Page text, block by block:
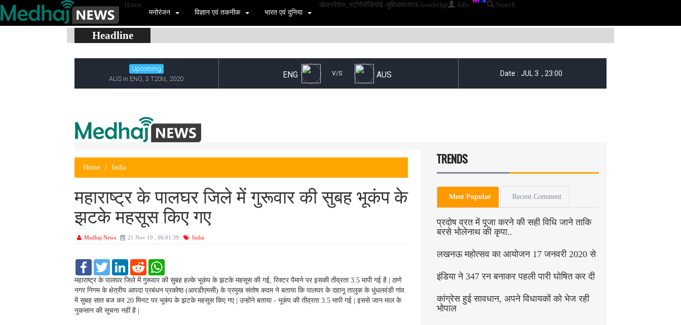
Home
मनोरंजन
विज्ञान एवं तकनीक भारत एवं दुनिया
खेलस्पेशल_स्टोरीवीडियोई-सुविधाबाजार Knowledge Jobs Search
Headline
Home India
महाराष्ट्र के पालघर जिले में गुरूवार की सुबह भूकंप के
झटके महसूस किए गए
Medhaj News 21 Nov 19 , 06:01:39 India
F
c
e
o
o
T
i
t
e
r
L
n
k
d
I
R
d
d
i
t
a
t
s
A
महाराष्ट्र के पालघर जिले में गुरूवार की सुबह हल्के भूकंप के झटके महसूस की गई, रिक्टर पैमाने पर इसकी तीव्रता 3.5 मापी गई है | ठाणे
नगर निगम के क्षेत्रीय आपदा प्रबंधन प्रकोष्ठ (आरडीएमसी) के प्रमुख संतोष कदम ने बताया कि पालघर के दहानू तालुक के धुंधलवंडी गांव
में सुबह सात बज कर 20 मिनट पर भूकंप के झटके महसूस किए गए | उन्होंने बताया - भूकंप की तीव्रता 3.5 मापी गई | इससे जान माल के
नुकसान की सूचना नहीं है |
TRENDS
Most Popular Recent Comment
प्रदोष व्रत में पूजा करने की सही विधि जाने ताकि
बरसे भोलेनाथ की कृपा..
लखनऊ महोत्सव का आयोजन 17 जनवरी 2020 से
इंडिया ने 347 रन बनाकर पहली पारी घोषित कर दी
कांग्रेस हुई सावधान, अपने विधायकों को भेज रही
भोपाल